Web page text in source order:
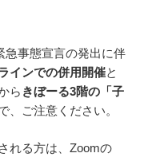
急事態宣言の発出に伴
インでの併用開催と
ら きぼーる3階の「子
、ご注意ください。
れる方は、Zoomの